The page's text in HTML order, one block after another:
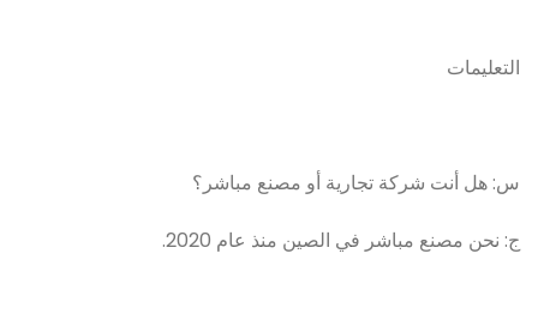
التعليمات
س: هل أنت شركة تجارية أو مصنع مباشر؟
ج: نحن مصنع مباشر في الصين منذ عام 2020.